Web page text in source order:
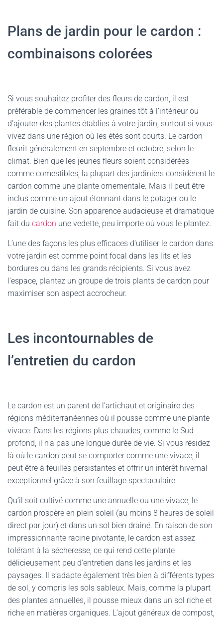
Plans de jardin pour le cardon :
combinaisons colorées
Si vous souhaitez profiter des fleurs de cardon, il est
préférable de commencer les graines tôt à l’intérieur ou
d’ajouter des plantes établies à votre jardin, surtout si vous
vivez dans une région où les étés sont courts. Le cardon
fleurit généralement en septembre et octobre, selon le
climat. Bien que les jeunes fleurs soient considérées
comme comestibles, la plupart des jardiniers considèrent le
cardon comme une plante ornementale. Mais il peut être
inclus comme un ajout étonnant dans le potager ou le
jardin de cuisine. Son apparence audacieuse et dramatique
fait du cardon une vedette, peu importe où vous le plantez.
L’une des façons les plus efficaces d’utiliser le cardon dans
votre jardin est comme point focal dans les lits et les
bordures ou dans les grands récipients. Si vous avez
l’espace, plantez un groupe de trois plants de cardon pour
maximiser son aspect accrocheur.
Les incontournables de
l’entretien du cardon
Le cardon est un parent de l’artichaut et originaire des
régions méditerranéennes où il pousse comme une plante
vivace. Dans les régions plus chaudes, comme le Sud
profond, il n’a pas une longue durée de vie. Si vous résidez
là où le cardon peut se comporter comme une vivace, il
peut être à feuilles persistantes et offrir un intérêt hivernal
exceptionnel grâce à son feuillage spectaculaire.
Qu’il soit cultivé comme une annuelle ou une vivace, le
cardon prospère en plein soleil (au moins 8 heures de soleil
direct par jour) et dans un sol bien drainé. En raison de son
impressionnante racine pivotante, le cardon est assez
tolérant à la sécheresse, ce qui rend cette plante
délicieusement peu d’entretien dans les jardins et les
paysages. Il s’adapte également très bien à différents types
de sol, y compris les sols sableux. Mais, comme la plupart
des plantes annuelles, il pousse mieux dans un sol riche et
riche en matières organiques. L’ajout généreux de compost,